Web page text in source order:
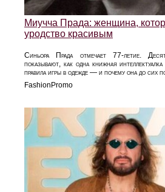
Миучча Прада: женщина,
уродство красивым
Синьора Прада отмечает 77-летие.
показывают, как одна книжная
правила игры в одежде — и почему она до сих
FashionPromo